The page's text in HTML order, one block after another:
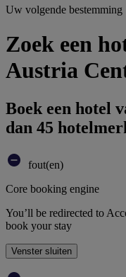
Uw volgende bestemming
Zoek een
Austria
Boek een hotel
dan 45
fout(en)
Core booking engine
You’ll be redirected to
book your stay
Venster sluiten